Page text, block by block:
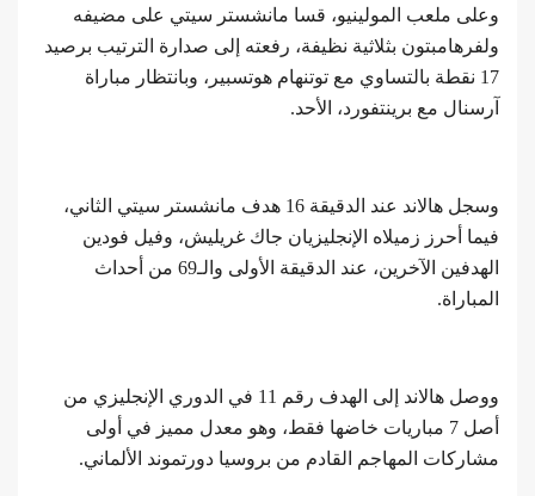
وعلى ملعب المولينيو، قسا مانشستر سيتي على مضيفه
ولفرهامبتون بثلاثية نظيفة، رفعته إلى صدارة الترتيب برصيد
17 نقطة بالتساوي مع توتنهام هوتسبير، وبانتظار مباراة
آرسنال مع برينتفورد، الأحد.
وسجل هالاند عند الدقيقة 16 هدف مانشستر سيتي الثاني،
فيما أحرز زميلاه الإنجليزيان جاك غريليش، وفيل فودين
الهدفين الآخرين، عند الدقيقة الأولى والـ69 من أحداث
المباراة.
ووصل هالاند إلى الهدف رقم 11 في الدوري الإنجليزي من
أصل 7 مباريات خاضها فقط، وهو معدل مميز في أولى
مشاركات المهاجم القادم من بروسيا دورتموند الألماني.